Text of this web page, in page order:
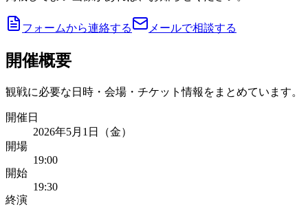
フォームから連絡する メールで相談する
開催概要
観戦に必要な日時・会場・チケット情報をまとめています。
開催日
2026年5月1日（金）
開場
19:00
開始
19:30
終演